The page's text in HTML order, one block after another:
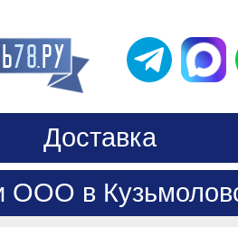
Доставка
ООО в